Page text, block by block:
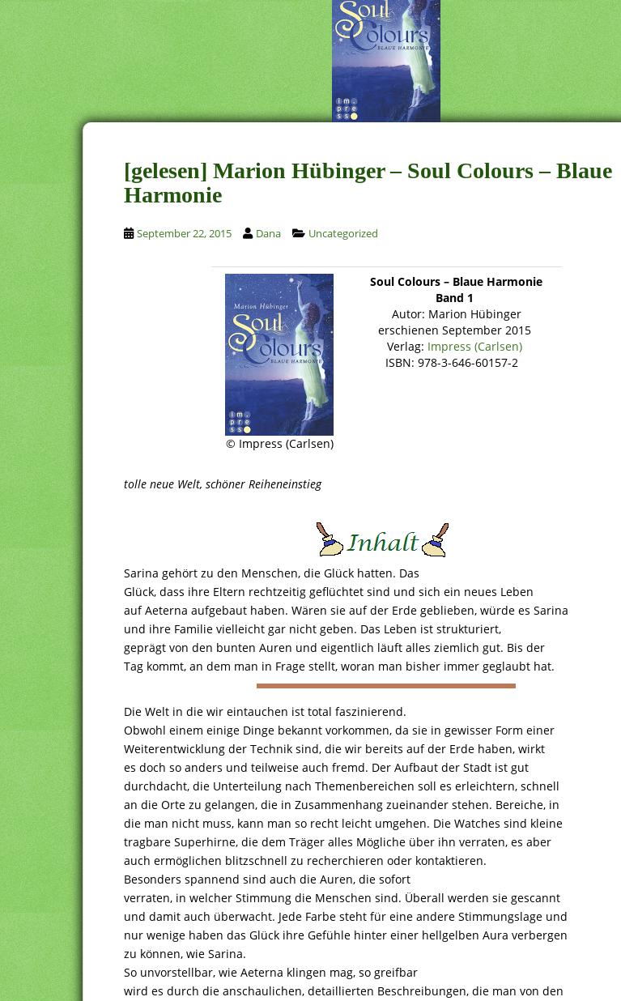
[gelesen] Marion Hübinger – Soul Colours – Blaue
Harmonie
September 22, 2015 Dana Uncategorized
© Impress (Carlsen)
Soul Colours – Blaue Harmonie
Band 1
Autor: Marion Hübinger
erschienen September 2015
Verlag: Impress (Carlsen)
ISBN: 978-3-646-60157-2
tolle neue Welt, schöner Reiheneinstieg
Sarina gehört zu den Menschen, die Glück hatten. Das
Glück, dass ihre Eltern rechtzeitig geflüchtet sind und sich ein neues Leben
auf Aeterna aufgebaut haben. Wären sie auf der Erde geblieben, würde es Sarina
und ihre Familie vielleicht gar nicht geben. Das Leben ist strukturiert,
geprägt von den bunten Auren und eigentlich läuft alles ziemlich gut. Bis der
Tag kommt, an dem man in Frage stellt, woran man bisher immer geglaubt hat.
Die Welt in die wir eintauchen ist total faszinierend.
Obwohl einem einige Dinge bekannt vorkommen, da sie in gewisser Form einer
Weiterentwicklung der Technik sind, die wir bereits auf der Erde haben, wirkt
es doch so anders und teilweise auch fremd. Der Aufbaut der Stadt ist gut
durchdacht, die Unterteilung nach Themenbereichen soll es erleichtern, schnell
an die Orte zu gelangen, die in Zusammenhang zueinander stehen. Bereiche, in
die man nicht muss, kann man so recht leicht umgehen. Die Watches sind kleine
tragbare Superhirne, die dem Träger alles Mögliche über ihn verraten, es aber
auch ermöglichen blitzschnell zu recherchieren oder kontaktieren.
Besonders spannend sind auch die Auren, die sofort
verraten, in welcher Stimmung die Menschen sind. Überall werden sie gescannt
und damit auch überwacht. Jede Farbe steht für eine andere Stimmungslage und
nur wenige haben das Glück ihre Gefühle hinter einer hellgelben Aura verbergen
zu können, wie Sarina.
So unvorstellbar, wie Aeterna klingen mag, so greifbar
wird es durch die anschaulichen, detaillierten Beschreibungen, die man von den